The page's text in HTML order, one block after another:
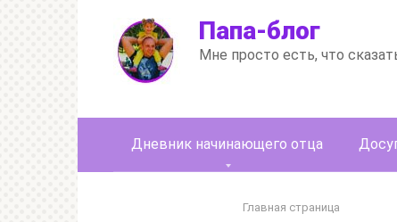
Папа-блог
Мне просто есть, что
Дневник начинающего отца
Главная страница